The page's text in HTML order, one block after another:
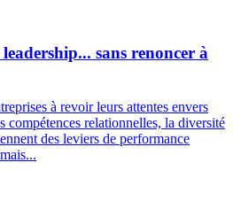
sans renoncer à
à revoir leurs attentes envers
compétences relationnelles, la diversité
des leviers de performance